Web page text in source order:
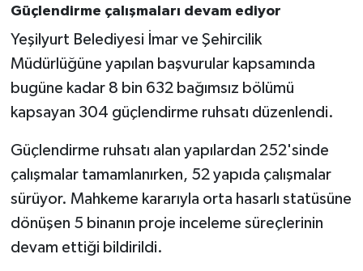
Güçlendirme çalışmaları devam ediyor
Yeşilyurt Belediyesi İmar ve Şehircilik
Müdürlüğüne yapılan başvurular kapsamında
bugüne kadar 8 bin 632 bağımsız bölümü
kapsayan 304 güçlendirme ruhsatı düzenlendi.
Güçlendirme ruhsatı alan yapılardan 252'sinde
çalışmalar tamamlanırken, 52 yapıda çalışmalar
sürüyor. Mahkeme kararıyla orta hasarlı statüsüne
dönüşen 5 binanın proje inceleme süreçlerinin
devam ettiği bildirildi.